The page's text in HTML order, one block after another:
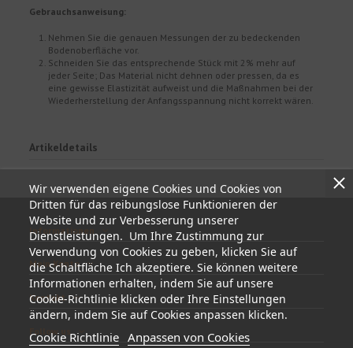
Gebrauchsanweisung:
Nehmen Sie die genauen Messungen der zu bedeckenden
Bodenoberfläche vor.
Schneiden Sie das entsprechende Stück mit 2% mehr auf
jeder Seite; Das Material nicht dehnen oder pressen, da es
eine gewisse Elastizität aufweist und die Maßnahmen bei der
Wiederherstellung der Anfangsspannung nicht korrekt wären.
Artikeldetails
Wir verwenden eigene Cookies und Cookies von
Dritten für das reibungslose Funktionieren der
Website und zur Verbesserung unserer
Dienstleistungen. Um Ihre Zustimmung zur
Verwendung von Cookies zu geben, klicken Sie auf
die Schaltfläche Ich akzeptiere. Sie können weitere
Informationen erhalten, indem Sie auf unsere
Cookie-Richtlinie klicken oder Ihre Einstellungen
ändern, indem Sie auf Cookies anpassen klicken.
Cookie Richtlinie Anpassen von Cookies
Informationen
Mein Konto
Kontakt
Follow us